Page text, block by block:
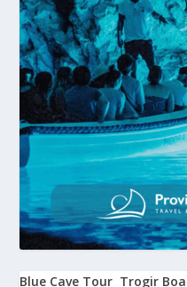
Blue Cave Tour Trogir